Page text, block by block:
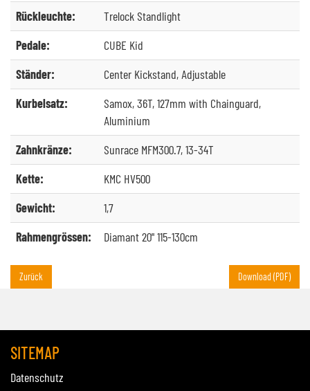
Rückleuchte:
Trelock Standlight
Pedale:
CUBE Kid
Ständer:
Center Kickstand, Adjustable
Kurbelsatz:
Samox, 36T, 127mm with Chainguard,
Aluminium
Zahnkränze:
Sunrace MFM300.7, 13-34T
Kette:
KMC HV500
Gewicht:
1,7
Rahmengrössen:
Diamant 20" 115-130cm
Zurück Download (PDF)
SITEMAP
Datenschutz